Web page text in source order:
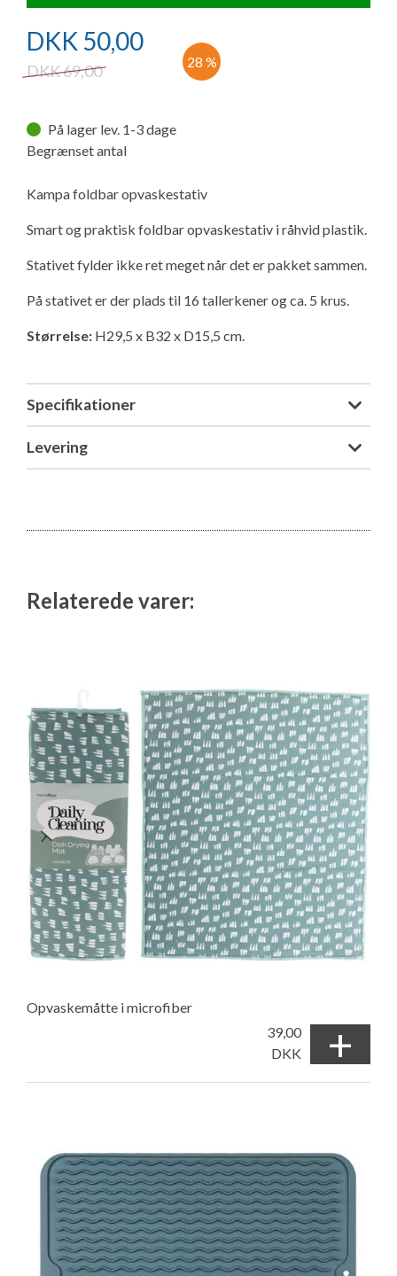
Adria Astella
Next
Hobby Prestige
Hobby Maxia
Ny campingvogn - godt at vide
Lille campingvogn
Forsikring af campingvogn
Vil du sælge din campingvogn?
Isabella fortelte
Isabella Lufttelte
Isabella weekend- og vinterfortelte
Isabella Opstillingsvejledninger
Adria Coral
Adria Compact
Internet i campingvognen
Aircondition og klimaanlæg
E-trailer kontrol- og sikkerhedsapp
3 spændende ideer til campingvognen
GPS tracker til autocamper og campingvogn
GRØN Virksomhed
Tuxer måleskemaer
Sikker handel
Klagemuligheder
Konkurrenceregler
Cookie & Privatlivspolitik
Persondata
GPDR - Optagelse af foto og video
DKK 50,00
DKK69,00 28 %
På lager lev. 1-3 dage
Begrænset antal
Kampa foldbar opvaskestativ
Smart og praktisk foldbar opvaskestativ i råhvid plastik.
Stativet fylder ikke ret meget når det er pakket sammen.
På stativet er der plads til 16 tallerkener og ca. 5 krus.
Størrelse: H29,5 x B32 x D15,5 cm.
Specifikationer
Levering
Relaterede varer:
Opvaskemåtte i microfiber
39,00
DKK
+